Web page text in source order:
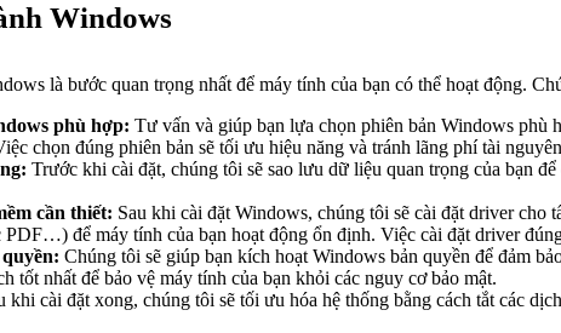
Windows
là bước quan trọng nhất để máy tính của bạn có thể hoạt động.
phù hợp: Tư vấn và giúp bạn lựa chọn phiên bản Windows phù
chọn đúng phiên bản sẽ tối ưu hiệu năng và tránh lãng phí tài
Trước khi cài đặt, chúng tôi sẽ sao lưu dữ liệu quan trọng của bạn
cần thiết: Sau khi cài đặt Windows, chúng tôi sẽ cài đặt driver cho
PDF…) để máy tính của bạn hoạt động ổn định. Việc cài đặt driver
Chúng tôi sẽ giúp bạn kích hoạt Windows bản quyền để đảm
tốt nhất để bảo vệ máy tính của bạn khỏi các nguy cơ bảo mật.
khi cài đặt xong, chúng tôi sẽ tối ưu hóa hệ thống bằng cách tắt các